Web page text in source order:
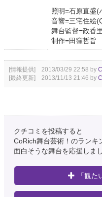
照明=石原直盛
音響=三宅住絵
舞台監督=政香
制作=田窪哲旨
[情報提供] 2013/03/29 22:58 by
[最終更新] 2013/11/13 21:46 by
クチコミを投稿すると
CoRich舞台芸術！のランキ
面白そうな舞台を応援しま
「観